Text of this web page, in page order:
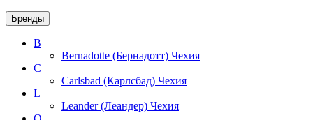
Бренды
B
Bernadotte (Бернадотт) Чехия
C
Carlsbad (Карлсбад) Чехия
L
Leander (Леандер) Чехия